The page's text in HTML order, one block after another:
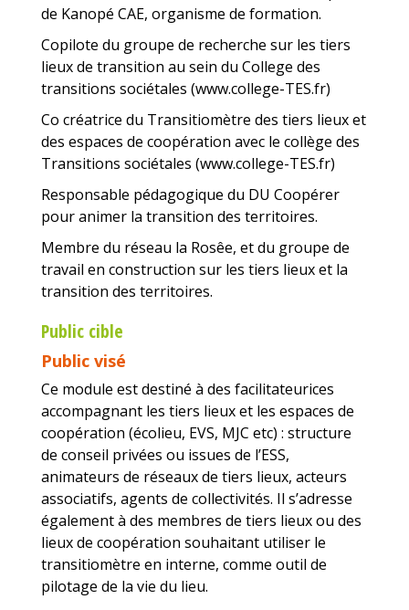
de Kanopé CAE, organisme de formation.
Copilote du groupe de recherche sur les tiers
lieux de transition au sein du College des
transitions sociétales (www.college-TES.fr)
Co créatrice du Transitiomètre des tiers lieux et
des espaces de coopération avec le collège des
Transitions sociétales (www.college-TES.fr)
Responsable pédagogique du DU Coopérer
pour animer la transition des territoires.
Membre du réseau la Rosêe, et du groupe de
travail en construction sur les tiers lieux et la
transition des territoires.
Public cible
Public visé
Ce module est destiné à des facilitateurices
accompagnant les tiers lieux et les espaces de
coopération (écolieu, EVS, MJC etc) : structure
de conseil privées ou issues de l’ESS,
animateurs de réseaux de tiers lieux, acteurs
associatifs, agents de collectivités. Il s’adresse
également à des membres de tiers lieux ou des
lieux de coopération souhaitant utiliser le
transitiomètre en interne, comme outil de
pilotage de la vie du lieu.